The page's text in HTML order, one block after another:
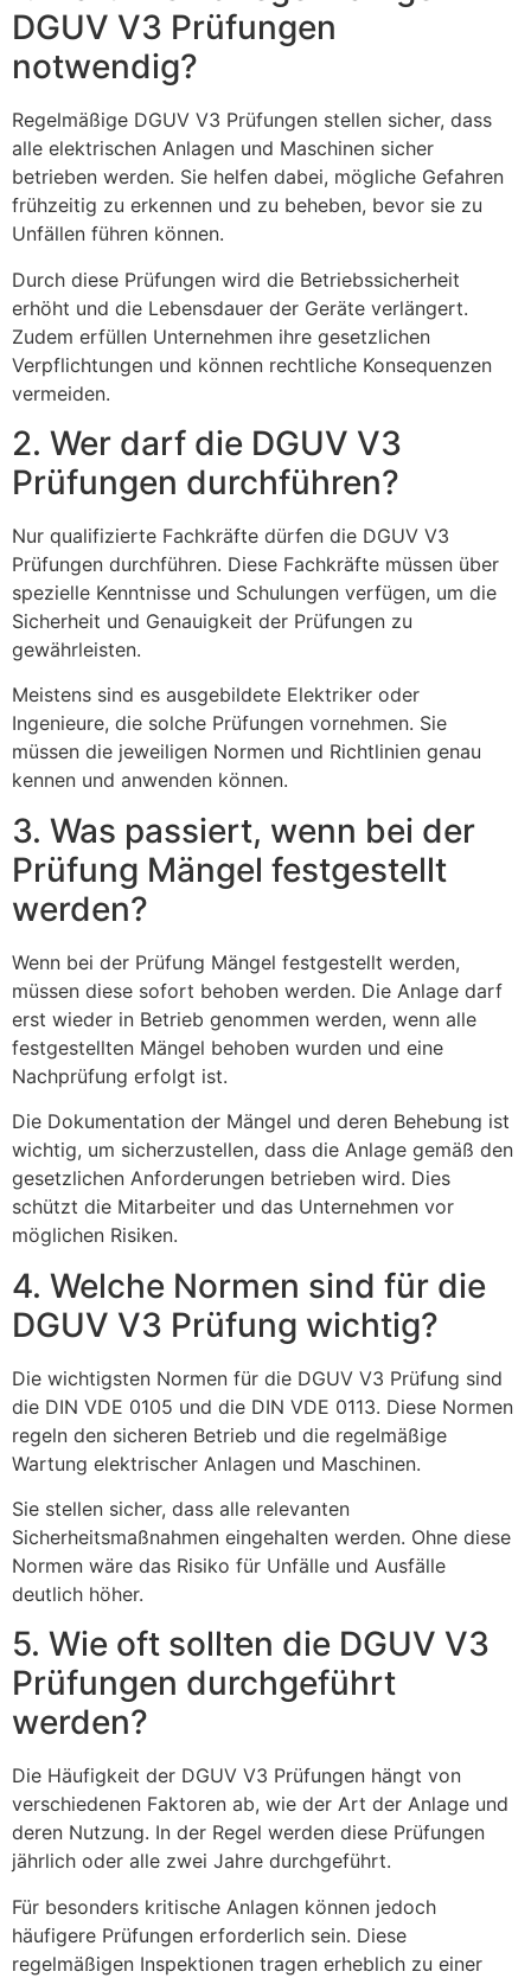
DGUV V3 Prüfungen
notwendig?
Regelmäßige DGUV V3 Prüfungen stellen sicher, dass
alle elektrischen Anlagen und Maschinen sicher
betrieben werden. Sie helfen dabei, mögliche Gefahren
frühzeitig zu erkennen und zu beheben, bevor sie zu
Unfällen führen können.
Durch diese Prüfungen wird die Betriebssicherheit
erhöht und die Lebensdauer der Geräte verlängert.
Zudem erfüllen Unternehmen ihre gesetzlichen
Verpflichtungen und können rechtliche Konsequenzen
vermeiden.
2. Wer darf die DGUV V3
Prüfungen durchführen?
Nur qualifizierte Fachkräfte dürfen die DGUV V3
Prüfungen durchführen. Diese Fachkräfte müssen über
spezielle Kenntnisse und Schulungen verfügen, um die
Sicherheit und Genauigkeit der Prüfungen zu
gewährleisten.
Meistens sind es ausgebildete Elektriker oder
Ingenieure, die solche Prüfungen vornehmen. Sie
müssen die jeweiligen Normen und Richtlinien genau
kennen und anwenden können.
3. Was passiert, wenn bei der
Prüfung Mängel festgestellt
werden?
Wenn bei der Prüfung Mängel festgestellt werden,
müssen diese sofort behoben werden. Die Anlage darf
erst wieder in Betrieb genommen werden, wenn alle
festgestellten Mängel behoben wurden und eine
Nachprüfung erfolgt ist.
Die Dokumentation der Mängel und deren Behebung ist
wichtig, um sicherzustellen, dass die Anlage gemäß den
gesetzlichen Anforderungen betrieben wird. Dies
schützt die Mitarbeiter und das Unternehmen vor
möglichen Risiken.
4. Welche Normen sind für die
DGUV V3 Prüfung wichtig?
Die wichtigsten Normen für die DGUV V3 Prüfung sind
die DIN VDE 0105 und die DIN VDE 0113. Diese Normen
regeln den sicheren Betrieb und die regelmäßige
Wartung elektrischer Anlagen und Maschinen.
Sie stellen sicher, dass alle relevanten
Sicherheitsmaßnahmen eingehalten werden. Ohne diese
Normen wäre das Risiko für Unfälle und Ausfälle
deutlich höher.
5. Wie oft sollten die DGUV V3
Prüfungen durchgeführt
werden?
Die Häufigkeit der DGUV V3 Prüfungen hängt von
verschiedenen Faktoren ab, wie der Art der Anlage und
deren Nutzung. In der Regel werden diese Prüfungen
jährlich oder alle zwei Jahre durchgeführt.
Für besonders kritische Anlagen können jedoch
häufigere Prüfungen erforderlich sein. Diese
regelmäßigen Inspektionen tragen erheblich zu einer